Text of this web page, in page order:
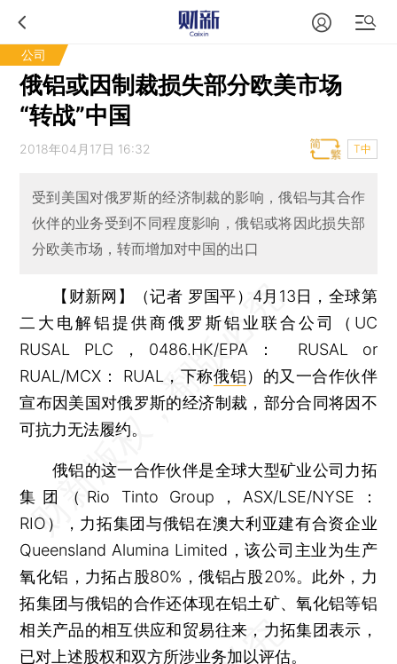
公司
俄铝或因制裁损失部分欧美市场
“转战”中国
2018年04月17日 16:32 T中
受到美国对俄罗斯的经济制裁的影响，俄铝与其合作
伙伴的业务受到不同程度影响，俄铝或将因此损失部
分欧美市场，转而增加对中国的出口
【财新网】（记者 罗国平） 4月13日，全球第
二大电解铝提供商俄罗斯铝业联合公司（UC
RUSAL PLC，0486.HK/EPA： RUSAL or
RUAL/MCX： RUAL，下称俄铝）的又一合作伙伴
宣布因美国对俄罗斯的经济制裁，部分合同将因不
可抗力无法履约。
俄铝的这一合作伙伴是全球大型矿业公司力拓
集团（Rio Tinto Group，ASX/LSE/NYSE：
RIO），力拓集团与俄铝在澳大利亚建有合资企业
Queensland Alumina Limited，该公司主业为生产
氧化铝，力拓占股80%，俄铝占股20%。此外，力
拓集团与俄铝的合作还体现在铝土矿、氧化铝等铝
相关产品的相互供应和贸易往来，力拓集团表示，
已对上述股权和双方所涉业务加以评估。